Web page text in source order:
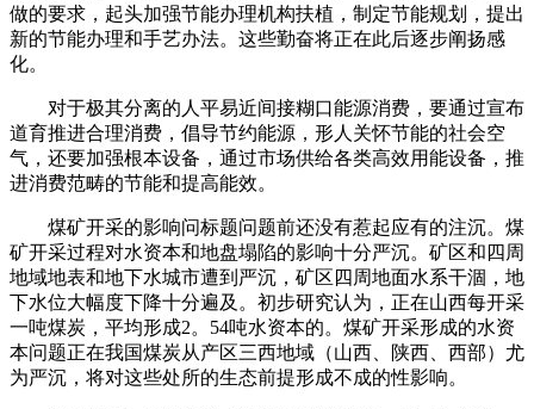
做的要求，起头加强节能办理机构扶植，制定节能规划，提出
新的节能办理和手艺办法。这些勤奋将正在此后逐步阐扬感
化。
对于极其分离的人平易近间接糊口能源消费，要通过宣布
道育推进合理消费，倡导节约能源，形人关怀节能的社会空
气，还要加强根本设备，通过市场供给各类高效用能设备，推
进消费范畴的节能和提高能效。
煤矿开采的影响问标题问题前还没有惹起应有的注沉。煤
矿开采过程对水资本和地盘塌陷的影响十分严沉。矿区和四周
地域地表和地下水城市遭到严沉，矿区四周地面水系干涸，地
下水位大幅度下降十分遍及。初步研究认为，正在山西每开采
一吨煤炭，平均形成2。54吨水资本的。煤矿开采形成的水资
本问题正在我国煤炭从产区三西地域（山西、陕西、西部）尤
为严沉，将对这些处所的生态前提形成不成的性影响。